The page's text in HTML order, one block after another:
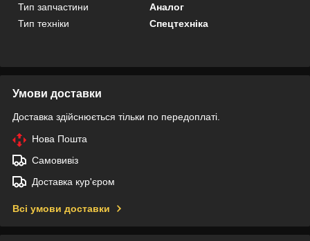
Тип запчастини
Аналог
Тип техніки
Спецтехніка
Умови доставки
Доставка здійснюється тільки по передоплаті.
Нова Пошта
Самовивіз
Доставка кур'єром
Всі умови доставки